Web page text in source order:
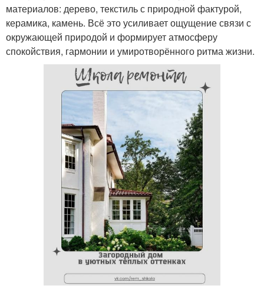
материалов: дерево, текстиль с природной фактурой,
керамика, камень. Всё это усиливает ощущение связи с
окружающей природой и формирует атмосферу
спокойствия, гармонии и умиротворённого ритма жизни.